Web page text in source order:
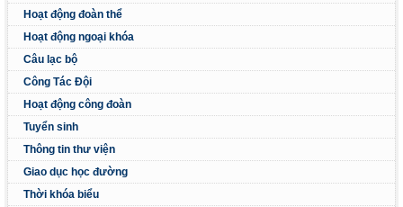
Hoạt động đoàn thể
Hoạt động ngoại khóa
Câu lạc bộ
Công Tác Đội
Hoạt động công đoàn
Tuyển sinh
Thông tin thư viện
Giao dục học đường
Thời khóa biểu